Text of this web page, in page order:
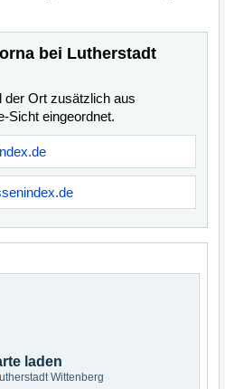
bei Lutherstadt
der Ort zusätzlich aus
Sicht eingeordnet.
laden
Wittenberg